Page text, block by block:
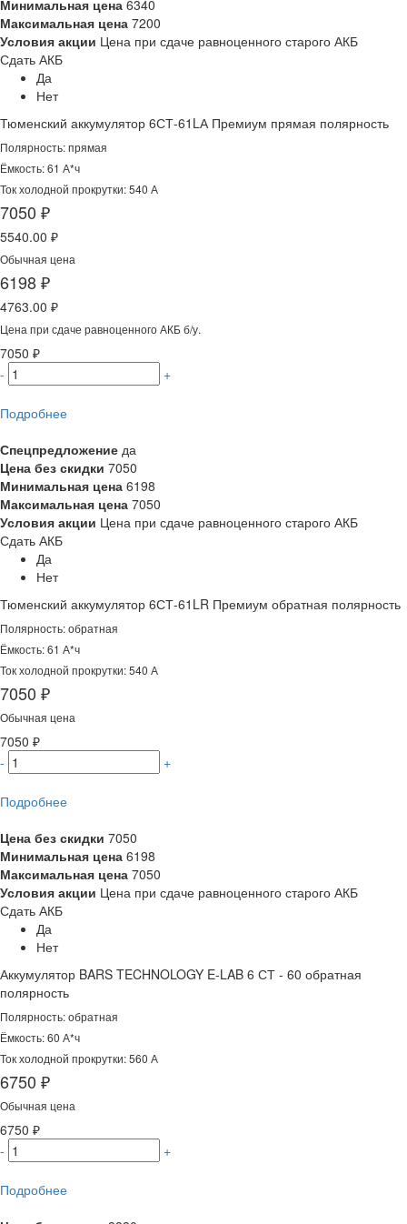
Минимальная цена 6340
Максимальная цена 7200
Условия акции Цена при сдаче равноценного старого АКБ
Сдать АКБ
Да
Нет
Тюменский аккумулятор 6СТ-61LА Премиум прямая полярность
Полярность: прямая
Ёмкость: 61 А*ч
Ток холодной прокрутки: 540 А
7050 ₽
5540.00 ₽
Обычная цена
6198 ₽
4763.00 ₽
Цена при сдаче равноценного АКБ б/у.
7050 ₽
-
+
Подробнее
Спецпредложение да
Цена без скидки 7050
Минимальная цена 6198
Максимальная цена 7050
Условия акции Цена при сдаче равноценного старого АКБ
Сдать АКБ
Да
Нет
Тюменский аккумулятор 6СТ-61LR Премиум обратная полярность
Полярность: обратная
Ёмкость: 61 А*ч
Ток холодной прокрутки: 540 А
7050 ₽
Обычная цена
7050 ₽
-
+
Подробнее
Цена без скидки 7050
Минимальная цена 6198
Максимальная цена 7050
Условия акции Цена при сдаче равноценного старого АКБ
Сдать АКБ
Да
Нет
Аккумулятор BARS TECHNOLOGY E-LAB 6 СТ - 60 обратная
полярность
Полярность: обратная
Ёмкость: 60 А*ч
Ток холодной прокрутки: 560 А
6750 ₽
Обычная цена
6750 ₽
-
+
Подробнее